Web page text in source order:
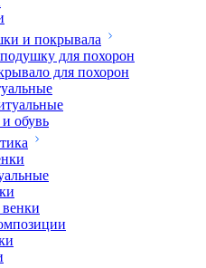
и покрывала
для похорон
для похорон
обувь